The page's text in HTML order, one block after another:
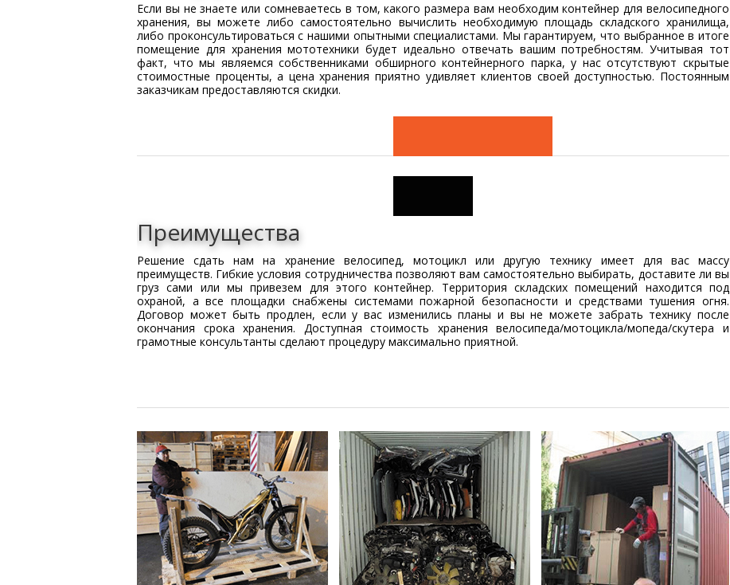
Если вы не знаете или сомневаетесь в том, какого размера вам необходим контейнер для велосипедного
хранения, вы можете либо самостоятельно вычислить необходимую площадь складского хранилища,
либо проконсультироваться с нашими опытными специалистами. Мы гарантируем, что выбранное в итоге
помещение для хранения мототехники будет идеально отвечать вашим потребностям. Учитывая тот
факт, что мы являемся собственниками обширного контейнерного парка, у нас отсутствуют скрытые
стоимостные проценты, а цена хранения приятно удивляет клиентов своей доступностью. Постоянным
заказчикам предоставляются скидки.
Преимущества
Решение сдать нам на хранение велосипед, мотоцикл или другую технику имеет для вас массу
преимуществ. Гибкие условия сотрудничества позволяют вам самостоятельно выбирать, доставите ли вы
груз сами или мы привезем для этого контейнер. Территория складских помещений находится под
охраной, а все площадки снабжены системами пожарной безопасности и средствами тушения огня.
Договор может быть продлен, если у вас изменились планы и вы не можете забрать технику после
окончания срока хранения. Доступная стоимость хранения велосипеда/мотоцикла/мопеда/скутера и
грамотные консультанты сделают процедуру максимально приятной.